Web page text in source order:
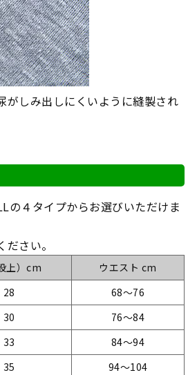
がしみ出しにくいように縫製され
の４タイプからお選びいただけま
さい。
上）cm
ウエスト cm
28
68～76
30
76～84
33
84～94
35 94～104